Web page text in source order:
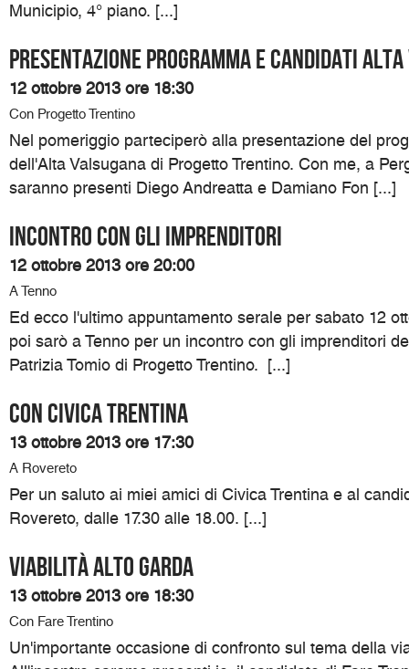
Municipio, 4° piano. [...]
Presentazione programma e candidati Alta
12 ottobre 2013 ore 18:30
Con Progetto Trentino
Nel pomeriggio parteciperò alla presentazione del
dell'Alta Valsugana di Progetto Trentino. Con me, a
saranno presenti Diego Andreatta e Damiano Fon [...]
Incontro con gli imprenditori
12 ottobre 2013 ore 20:00
A Tenno
Ed ecco l'ultimo appuntamento serale per sabato 12
poi sarò a Tenno per un incontro con gli imprenditori
Patrizia Tomio di Progetto Trentino. [...]
Con Civica Trentina
13 ottobre 2013 ore 17:30
A Rovereto
Per un saluto ai miei amici di Civica Trentina e al
Rovereto, dalle 17.30 alle 18.00. [...]
Viabilità Alto Garda
13 ottobre 2013 ore 18:30
Con Fare Trentino
Un'importante occasione di confronto sul tema della